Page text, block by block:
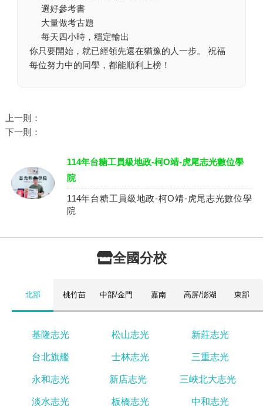
選好參考書
大量做考古題
每天四小時，穩定輸出
你只要開始，就已經領先還在猶豫的人一步。 祝福
每位努力中的同學，都能順利上榜！
上一則：
下一則：
114年台糖工員級地政-柯O靖-虎尾志光數位學
院
114年台糖工員級地政-柯O靖-虎尾志光數位學
院
全國分校
北部 桃竹苗 中部/金門 嘉南 高屏/澎湖 東部
基隆志光 松山志光 新莊志光
台北旗艦 士林志光 三重志光
永和志光 新店志光 三峽北大志光
淡水志光 板橋志光 中和志光